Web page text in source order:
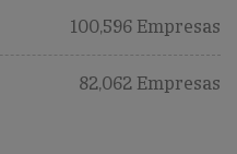
100,596 Empresas
82,062 Empresas